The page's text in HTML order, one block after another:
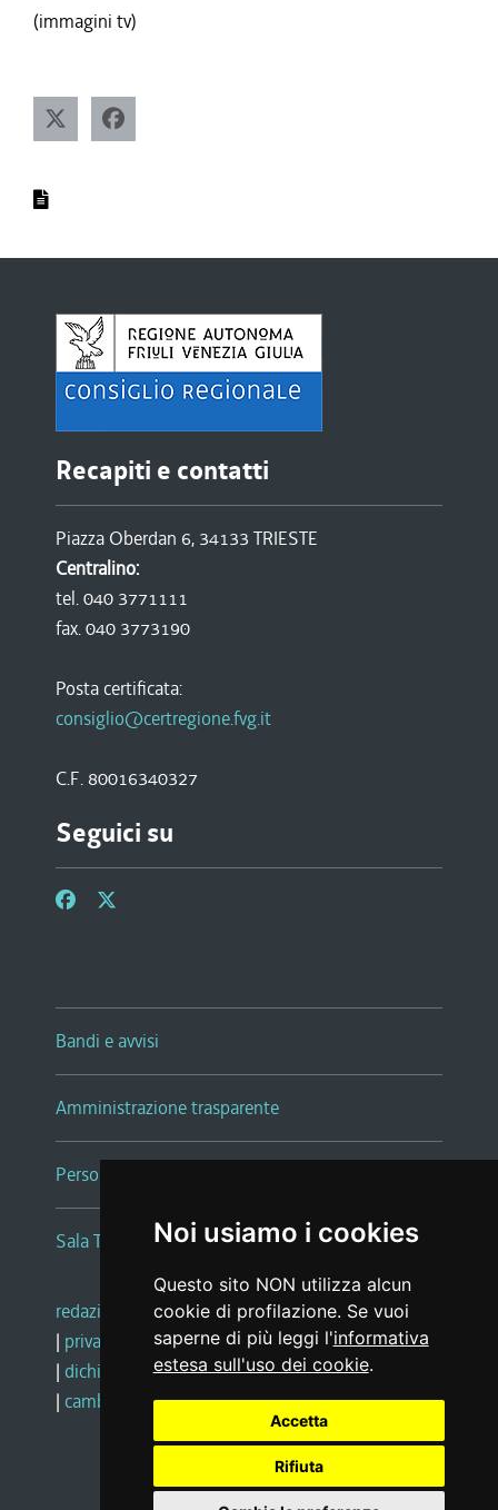
Noi usiamo i cookies
Questo sito NON utilizza alcun
cookie di profilazione. Se vuoi
saperne di più leggi l'informativa
estesa sull'uso dei cookie.
Accetta
Rifiuta
(immagini tv)
Recapiti e contatti
Piazza Oberdan 6, 34133 TRIESTE
Centralino:
tel. 040 3771111
fax. 040 3773190
Posta certificata:
consiglio@certregione.fvg.it
C.F. 80016340327
Seguici su
Bandi e avvisi
Amministrazione trasparente
Persone e Uffici
Sala Tiziano Tessitori
redazione web |note legali |glossario
| privacy
social media policy
| dichiarazione di accessibilità |feedback
| cambio preferenze cookie
Realizzato da